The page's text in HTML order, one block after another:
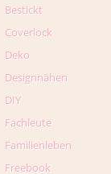
Bestickt
Coverlock
Deko
Designnähen
DIY
Fachleute
Familienleben
Freebook